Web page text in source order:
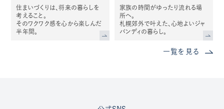
住まいづくりは、将来の暮らしを
考えること。
そのワクワク感を心から楽しんだ
半年間。
家族の時間がゆったり流れる場
所へ。
札幌郊外で叶えた、心地よいジャ
パンディの暮らし。
一覧を見る